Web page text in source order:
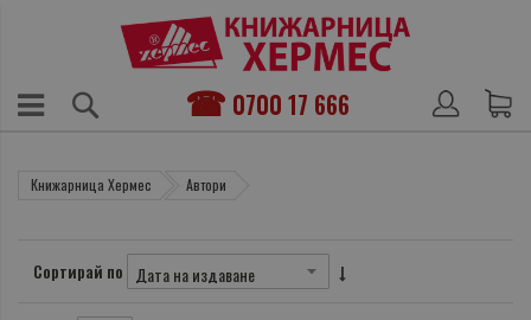
0700 17 666
Книжарница Хермес Автори
Сортирай по